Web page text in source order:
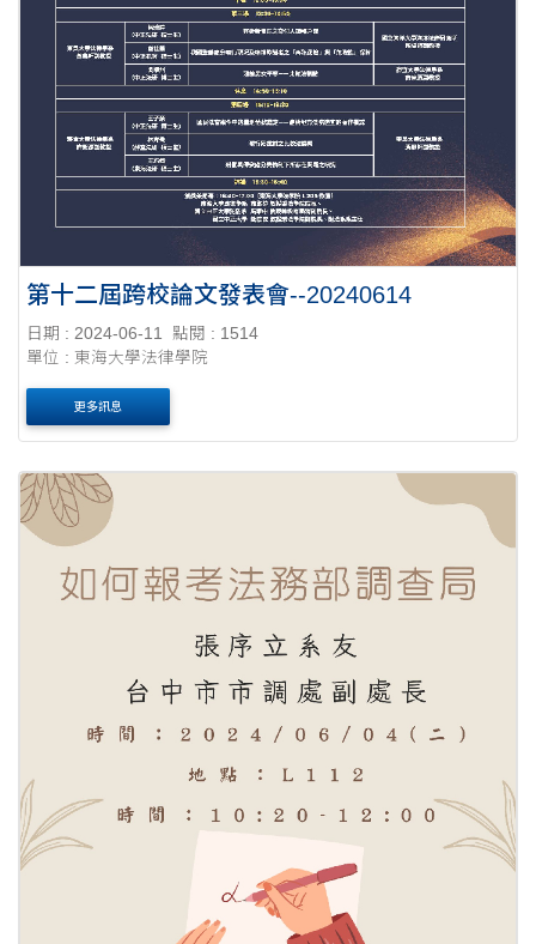
第十二屆跨校論文發表會--20240614
日期 : 2024-06-11
點閱 : 1514
單位 : 東海大學法律學院
更多訊息